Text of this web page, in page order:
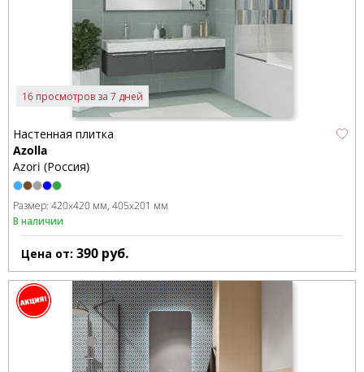
16 просмотров за 7 дней
Настенная плитка
Azolla
Azori (Россия)
Размер: 420x420 мм 405x201 мм
В наличии
Цена от: 390 руб.